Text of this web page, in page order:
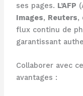
ses pages. L’AFP
Images, Reuters,
flux continu de
garantissant
Collaborer avec
avantages :